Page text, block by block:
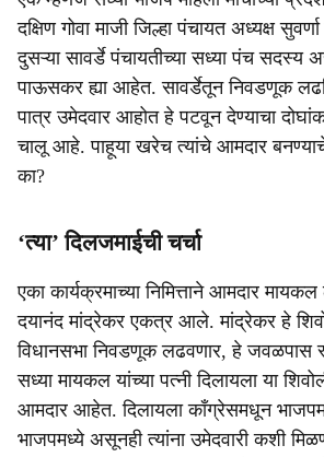
दक्षिण गोवा माजी जिल्हा पंचायत अध्यक्ष
दुसऱ्या सावर्डे पंचायतीच्या सध्या पंच सदस्य
पाऊसकर ह्या आहेत. सावर्डेतून निवडणूक
पात्र उमेदवार आहोत हे पटवून देण्याचा
चालू आहे. पाहूया खरेच त्यांचे आमदार
का?
‘त्या’ दिलजमाईची चर्चा
एका कार्यक्रमाच्या निमित्ताने आमदार
दयानंद मांद्रेकर एकत्र आले. मांद्रेकर हे
विधानसभा निवडणूक लढवणार, हे जवळपास
सध्या मायकल यांच्या पत्नी दिलायला या
आमदार आहेत. दिलायला काँग्रेसमधून
भाजपमध्ये असूनही त्यांना उमेदवारी कशी